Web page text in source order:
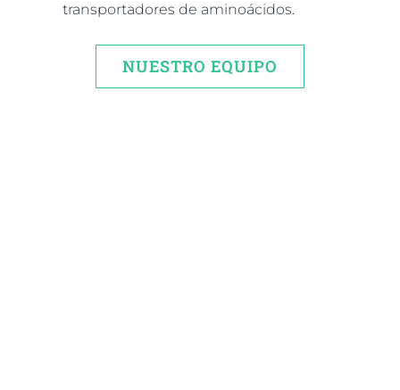
transportadores de aminoácidos.
NUESTRO EQUIPO